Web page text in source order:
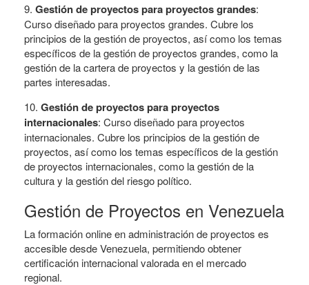
9. Gestión de proyectos para proyectos grandes:
Curso diseñado para proyectos grandes. Cubre los
principios de la gestión de proyectos, así como los temas
específicos de la gestión de proyectos grandes, como la
gestión de la cartera de proyectos y la gestión de las
partes interesadas.
10. Gestión de proyectos para proyectos
internacionales: Curso diseñado para proyectos
internacionales. Cubre los principios de la gestión de
proyectos, así como los temas específicos de la gestión
de proyectos internacionales, como la gestión de la
cultura y la gestión del riesgo político.
Gestión de Proyectos en Venezuela
La formación online en administración de proyectos es
accesible desde Venezuela, permitiendo obtener
certificación internacional valorada en el mercado
regional.